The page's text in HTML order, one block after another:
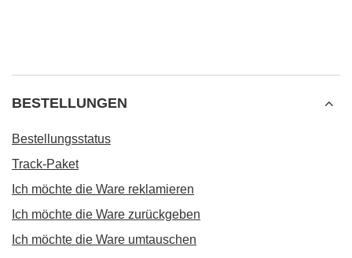
BESTELLUNGEN
Bestellungsstatus
Track-Paket
Ich möchte die Ware reklamieren
Ich möchte die Ware zurückgeben
Ich möchte die Ware umtauschen